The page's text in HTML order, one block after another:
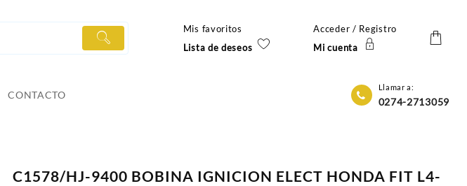
Mis favoritos
Lista de deseos
Acceder / Registro
Mi cuenta
CONTACTO
Llamar a:
0274-2713059
C1578/HJ-9400 BOBINA IGNICION ELECT HONDA FIT L4-